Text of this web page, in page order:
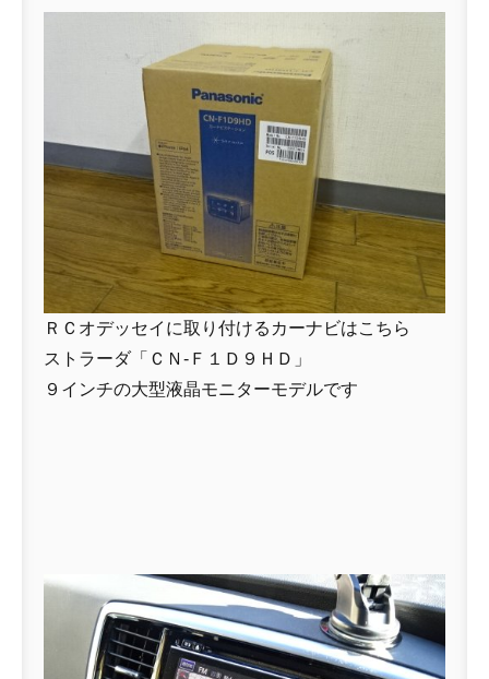
ＲＣオデッセイに取り付けるカーナビはこちら
ストラーダ「ＣＮ-Ｆ１Ｄ９ＨＤ」
９インチの大型液晶モニターモデルです